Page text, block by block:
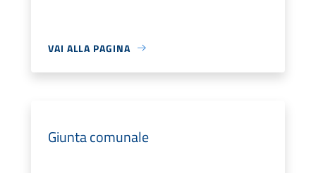
VAI ALLA PAGINA
Giunta comunale